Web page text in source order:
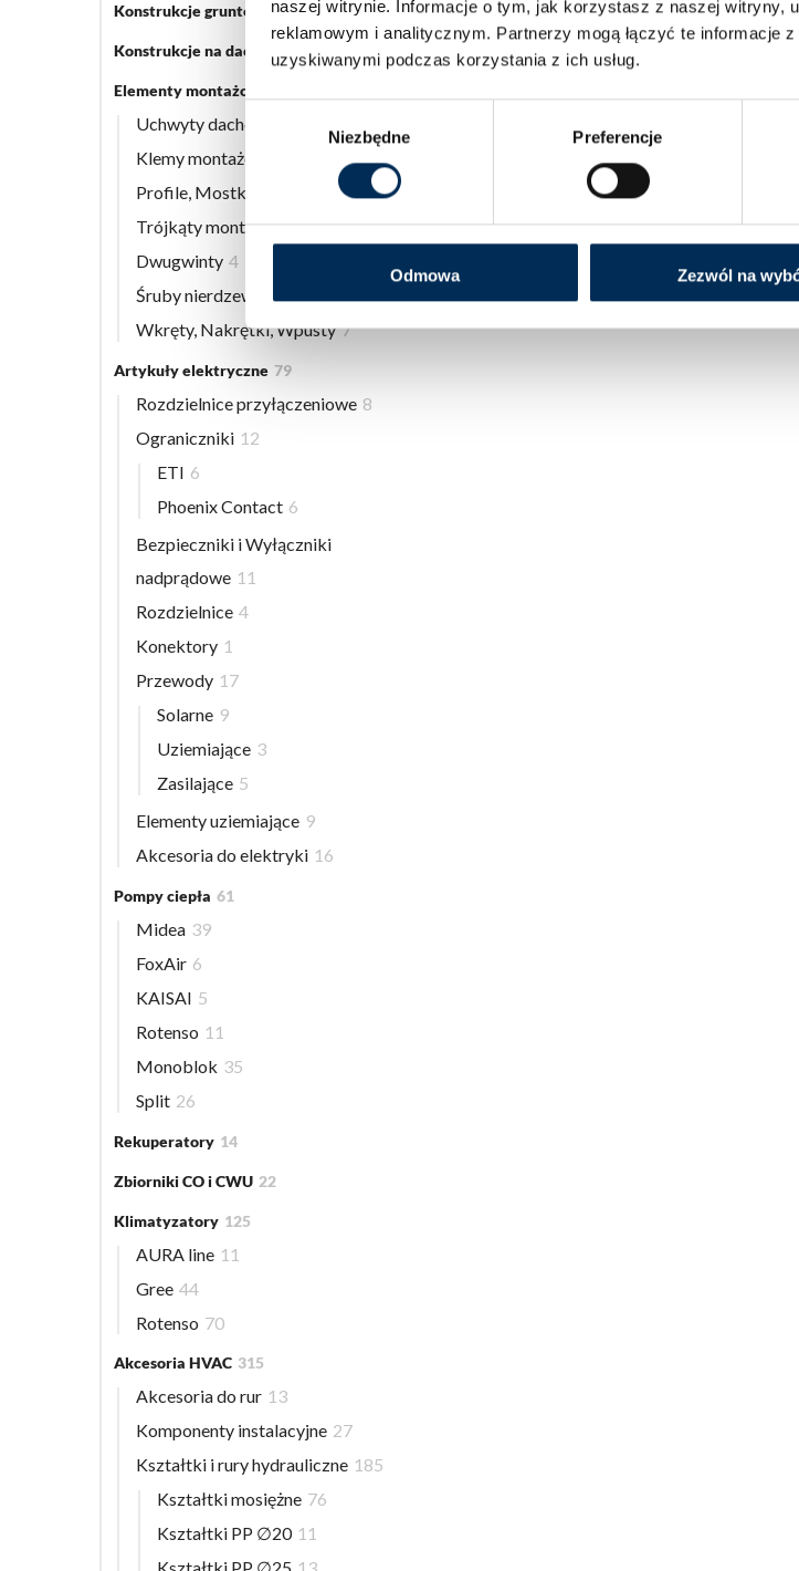
naszej witrynie. Informacje o tym, jak korzystasz z naszej witryny,
reklamowym i analitycznym. Partnerzy mogą łączyć te informacje
uzyskiwanymi podczas korzystania z ich usług.
Niezbędne Preferencje
Odmowa Zezwól na
Konstrukcje gruntowe 5
Konstrukcje na dach płaski 3
Elementy montażowe
Uchwyty dachowe
Klemy montażowe
Profile, Mostki
Trójkąty montażowe 3
Dwugwinty 4
Śruby nierdzewne
Wkręty, Nakrętki, Wpusty 7
Artykuły elektryczne 79
Rozdzielnice przyłączeniowe 8
Ograniczniki 12
ETI 6
Phoenix Contact 6
Bezpieczniki i Wyłączniki
nadprądowe 11
Rozdzielnice 4
Konektory 1
Przewody 17
Solarne 9
Uziemiające 3
Zasilające 5
Elementy uziemiające 9
Akcesoria do elektryki 16
Pompy ciepła 61
Midea 39
FoxAir 6
KAISAI 5
Rotenso 11
Monoblok 35
Split 26
Rekuperatory 14
Zbiorniki CO i CWU 22
Klimatyzatory 125
AURA line 11
Gree 44
Rotenso 70
Akcesoria HVAC 315
Akcesoria do rur 13
Komponenty instalacyjne 27
Kształtki i rury hydrauliczne 185
Kształtki mosiężne 76
Kształtki PP ∅20 11